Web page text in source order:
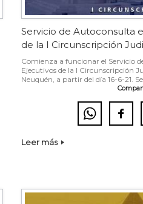
Servicio de Autoconsulta
de la I Circunscripción
Comienza a funcionar el Servicio
Ejecutivos de la I Circunscripción
Neuquén, a partir del día 16-6-21.
Leer más